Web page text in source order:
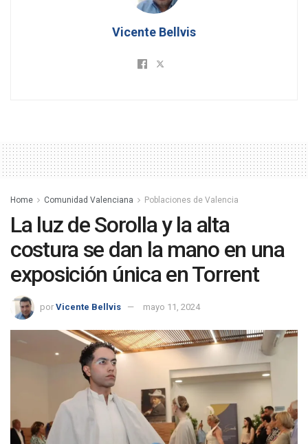
Vicente Bellvis
Home Comunidad Valenciana Poblaciones de Valencia
La luz de Sorolla y la alta
costura se dan la mano en una
exposición única en Torrent
por Vicente Bellvis mayo 11, 2024